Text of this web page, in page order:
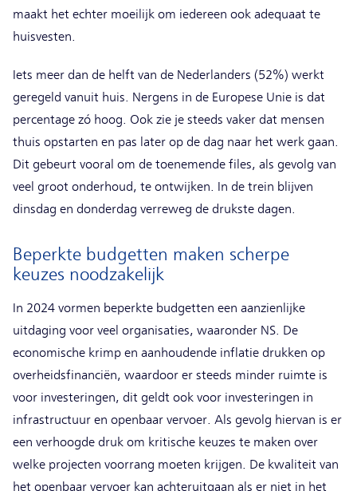
maakt het echter moeilijk om iedereen ook adequaat te
huisvesten.
Iets meer dan de helft van de Nederlanders (52%) werkt
geregeld vanuit huis. Nergens in de Europese Unie is dat
percentage zó hoog. Ook zie je steeds vaker dat mensen
thuis opstarten en pas later op de dag naar het werk gaan.
Dit gebeurt vooral om de toenemende files, als gevolg van
veel groot onderhoud, te ontwijken. In de trein blijven
dinsdag en donderdag verreweg de drukste dagen.
Beperkte budgetten maken scherpe
keuzes noodzakelijk
In 2024 vormen beperkte budgetten een aanzienlijke
uitdaging voor veel organisaties, waaronder NS. De
economische krimp en aanhoudende inflatie drukken op
overheidsfinanciën, waardoor er steeds minder ruimte is
voor investeringen, dit geldt ook voor investeringen in
infrastructuur en openbaar vervoer. Als gevolg hiervan is er
een verhoogde druk om kritische keuzes te maken over
welke projecten voorrang moeten krijgen. De kwaliteit van
het openbaar vervoer kan achteruitgaan als er niet in het